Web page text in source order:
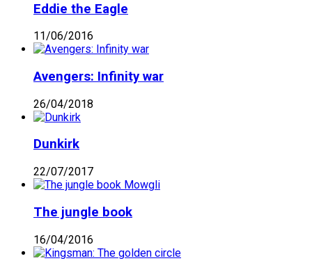
Eddie the Eagle
11/06/2016
Avengers: Infinity war
26/04/2018
Dunkirk
22/07/2017
The jungle book
16/04/2016